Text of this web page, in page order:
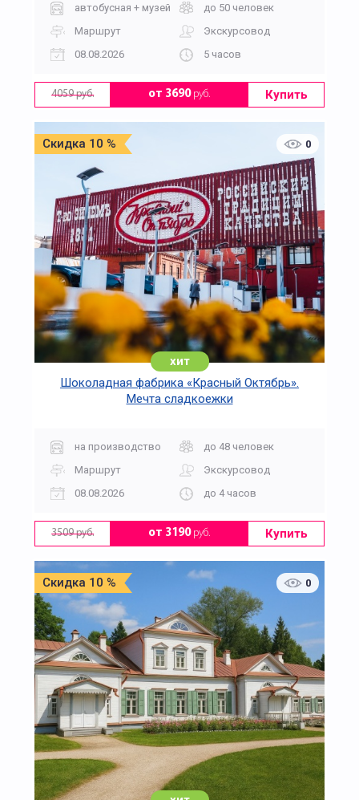
автобусная + музей
до 50 человек
Маршрут
Экскурсовод
08.08.2026
5 часов
4059 руб. от 3690руб. Купить
Скидка 10 % 0
хит
Шоколадная фабрика «Красный Октябрь».
Мечта сладкоежки
на производство
до 48 человек
Маршрут
Экскурсовод
08.08.2026
до 4 часов
3509 руб. от 3190руб. Купить
Скидка 10 % 0